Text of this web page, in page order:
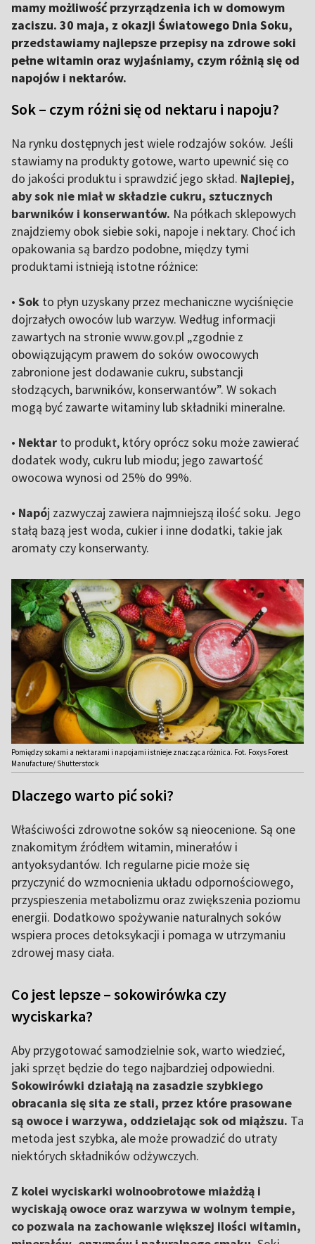
mamy możliwość przyrządzenia ich w domowym
zaciszu. 30 maja, z okazji Światowego Dnia Soku,
przedstawiamy najlepsze przepisy na zdrowe soki
pełne witamin oraz wyjaśniamy, czym różnią się od
napojów i nektarów.
Sok – czym różni się od nektaru i napoju?
Na rynku dostępnych jest wiele rodzajów soków. Jeśli
stawiamy na produkty gotowe, warto upewnić się co
do jakości produktu i sprawdzić jego skład. Najlepiej,
aby sok nie miał w składzie cukru, sztucznych
barwników i konserwantów. Na półkach sklepowych
znajdziemy obok siebie soki, napoje i nektary. Choć ich
opakowania są bardzo podobne, między tymi
produktami istnieją istotne różnice:
• Sok to płyn uzyskany przez mechaniczne wyciśnięcie
dojrzałych owoców lub warzyw. Według informacji
zawartych na stronie www.gov.pl „zgodnie z
obowiązującym prawem do soków owocowych
zabronione jest dodawanie cukru, substancji
słodzących, barwników, konserwantów”. W sokach
mogą być zawarte witaminy lub składniki mineralne.
• Nektar to produkt, który oprócz soku może zawierać
dodatek wody, cukru lub miodu; jego zawartość
owocowa wynosi od 25% do 99%.
• Napój zazwyczaj zawiera najmniejszą ilość soku. Jego
stałą bazą jest woda, cukier i inne dodatki, takie jak
aromaty czy konserwanty.
Pomiędzy sokami a nektarami i napojami istnieje znacząca różnica. Fot. Foxys Forest
Manufacture/ Shutterstock
Dlaczego warto pić soki?
Właściwości zdrowotne soków są nieocenione. Są one
znakomitym źródłem witamin, minerałów i
antyoksydantów. Ich regularne picie może się
przyczynić do wzmocnienia układu odpornościowego,
przyspieszenia metabolizmu oraz zwiększenia poziomu
energii. Dodatkowo spożywanie naturalnych soków
wspiera proces detoksykacji i pomaga w utrzymaniu
zdrowej masy ciała.
Co jest lepsze – sokowirówka czy
wyciskarka?
Aby przygotować samodzielnie sok, warto wiedzieć,
jaki sprzęt będzie do tego najbardziej odpowiedni.
Sokowirówki działają na zasadzie szybkiego
obracania się sita ze stali, przez które prasowane
są owoce i warzywa, oddzielając sok od miąższu. Ta
metoda jest szybka, ale może prowadzić do utraty
niektórych składników odżywczych.
Z kolei wyciskarki wolnoobrotowe miażdżą i
wyciskają owoce oraz warzywa w wolnym tempie,
co pozwala na zachowanie większej ilości witamin,